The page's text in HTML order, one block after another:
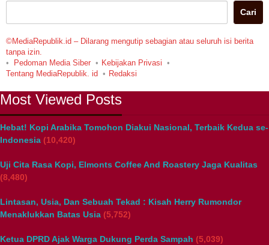
Cari
©MediaRepublik.id – Dilarang mengutip sebagian atau seluruh isi berita
tanpa izin.
Pedoman Media Siber
Kebijakan Privasi
Tentang MediaRepublik. id
Redaksi
Most Viewed Posts
Hebat! Kopi Arabika Tomohon Diakui Nasional, Terbaik Kedua se-
Indonesia (10,420)
Uji Cita Rasa Kopi, Elmonts Coffee And Roastery Jaga Kualitas
(8,480)
Lintasan, Usia, Dan Sebuah Tekad : Kisah Herry Rumondor
Menaklukkan Batas Usia (5,752)
Ketua DPRD Ajak Warga Dukung Perda Sampah (5,039)